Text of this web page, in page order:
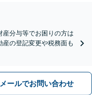
分与等でお困りの方は
の登記変更や税務面も
メールでお問い合わせ